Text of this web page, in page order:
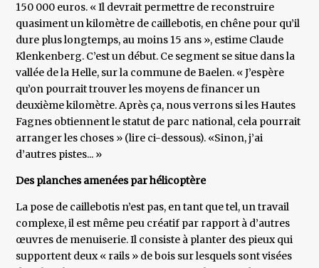
150 000 euros. « Il devrait permettre de reconstruire
quasiment un kilomètre de caillebotis, en chêne pour qu’il
dure plus longtemps, au moins 15 ans », estime Claude
Klenkenberg. C’est un début. Ce segment se situe dans la
vallée de la Helle, sur la commune de Baelen. « J’espère
qu’on pourrait trouver les moyens de financer un
deuxième kilomètre. Après ça, nous verrons si les Hautes
Fagnes obtiennent le statut de parc national, cela pourrait
arranger les choses » (lire ci-dessous). «Sinon, j’ai
d’autres pistes... »
Des planches amenées par hélicoptère
La pose de caillebotis n’est pas, en tant que tel, un travail
complexe, il est même peu créatif par rapport à d’autres
œuvres de menuiserie. Il consiste à planter des pieux qui
supportent deux « rails » de bois sur lesquels sont visées